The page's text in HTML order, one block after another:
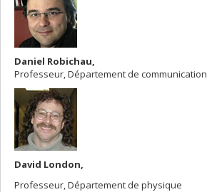
Daniel Robichau,
Professeur, Département de communication
David London,
Professeur, Département de physique